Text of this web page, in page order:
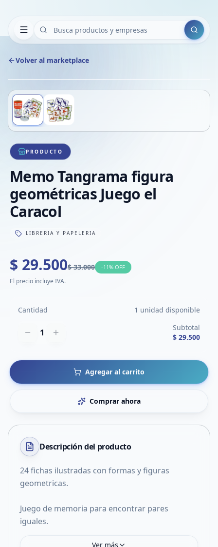
Buscar
Volver al marketplace
1/2
PRODUCTO
Memo Tangrama figura
geométricas Juego el
Caracol
LIBRERIA Y PAPELERIA
$ 29.500$ 33.000 -11% OFF
El precio incluye IVA.
Cantidad 1 unidad disponible
1
Subtotal
$ 29.500
Agregar al carrito
Comprar ahora
Descripción del producto
24 fichas ilustradas con formas y figuras
geometricas.
Juego de memoria para encontrar pares
iguales.
Ver más